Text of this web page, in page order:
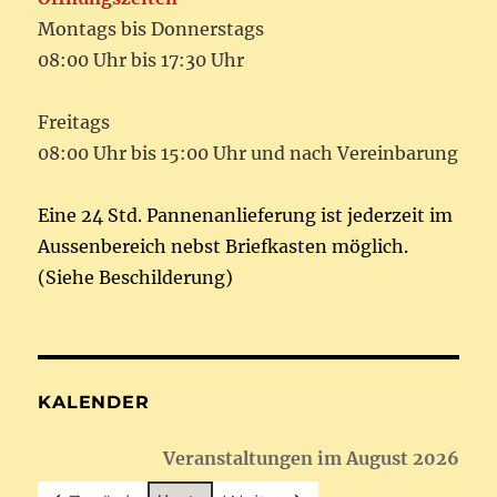
Montags bis Donnerstags
08:00 Uhr bis 17:30 Uhr
Freitags
08:00 Uhr bis 15:00 Uhr und nach Vereinbarung
Eine 24 Std. Pannenanlieferung ist jederzeit im
Aussenbereich nebst Briefkasten möglich.
(Siehe Beschilderung)
KALENDER
Veranstaltungen im August 2026